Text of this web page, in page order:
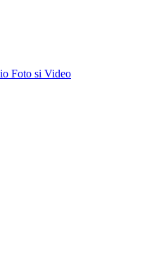
Foto si Video